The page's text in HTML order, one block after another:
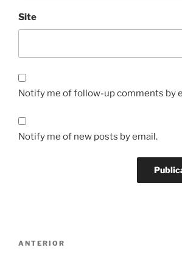
Site
Notify me of follow-up comments by
Notify me of new posts by email.
Navegação
Conteúdo
ANTERIOR